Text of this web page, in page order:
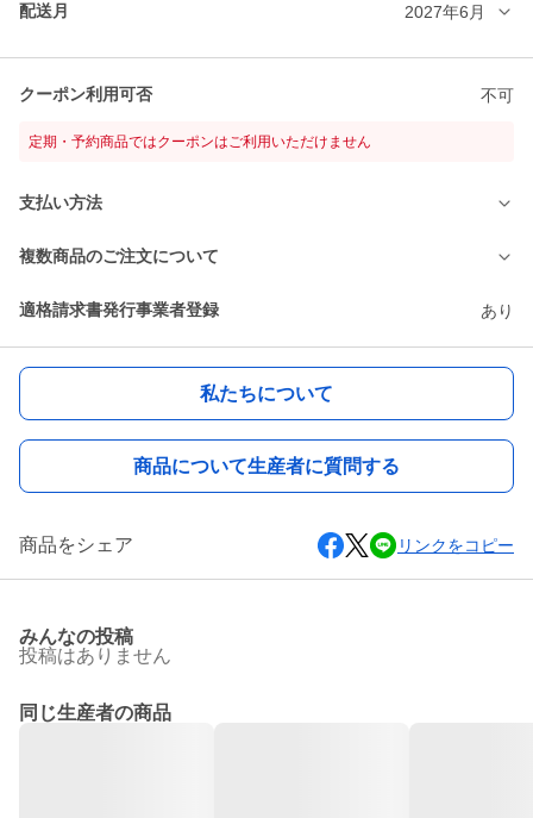
配送月 2027年6月
クーポン利用可否 不可
定期・予約商品ではクーポンはご利用いただけません
支払い方法
複数商品のご注文について
適格請求書発行事業者登録 あり
私たちについて
商品について生産者に質問する
商品をシェア リンクをコピー
みんなの投稿
投稿はありません
同じ生産者の商品